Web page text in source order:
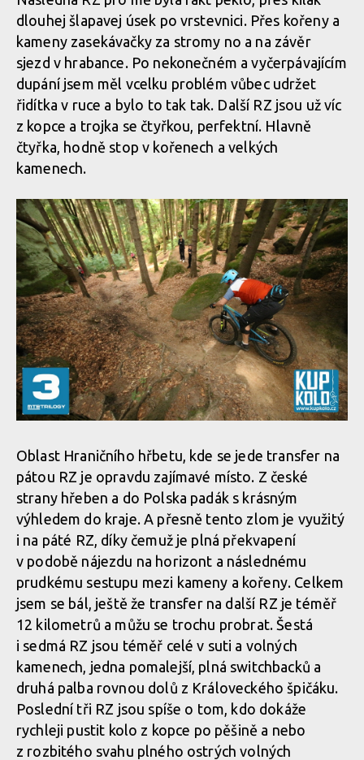
dlouhej šlapavej úsek po vrstevnici. Přes kořeny a
kameny zasekávačky za stromy no a na závěr
sjezd v hrabance. Po nekonečném a vyčerpávajícím
dupání jsem měl vcelku problém vůbec udržet
řidítka v ruce a bylo to tak tak. Další RZ jsou už víc
z kopce a trojka se čtyřkou, perfektní. Hlavně
čtyřka, hodně stop v kořenech a velkých
kamenech.
Oblast Hraničního hřbetu, kde se jede transfer na
pátou RZ je opravdu zajímavé místo. Z české
strany hřeben a do Polska padák s krásným
výhledem do kraje. A přesně tento zlom je využitý
i na páté RZ, díky čemuž je plná překvapení
v podobě nájezdu na horizont a následnému
prudkému sestupu mezi kameny a kořeny. Celkem
jsem se bál, ještě že transfer na další RZ je téměř
12 kilometrů a můžu se trochu probrat. Šestá
i sedmá RZ jsou téměř celé v suti a volných
kamenech, jedna pomalejší, plná switchbacků a
druhá palba rovnou dolů z Královeckého špičáku.
Poslední tři RZ jsou spíše o tom, kdo dokáže
rychleji pustit kolo z kopce po pěšině a nebo
z rozbitého svahu plného ostrých volných